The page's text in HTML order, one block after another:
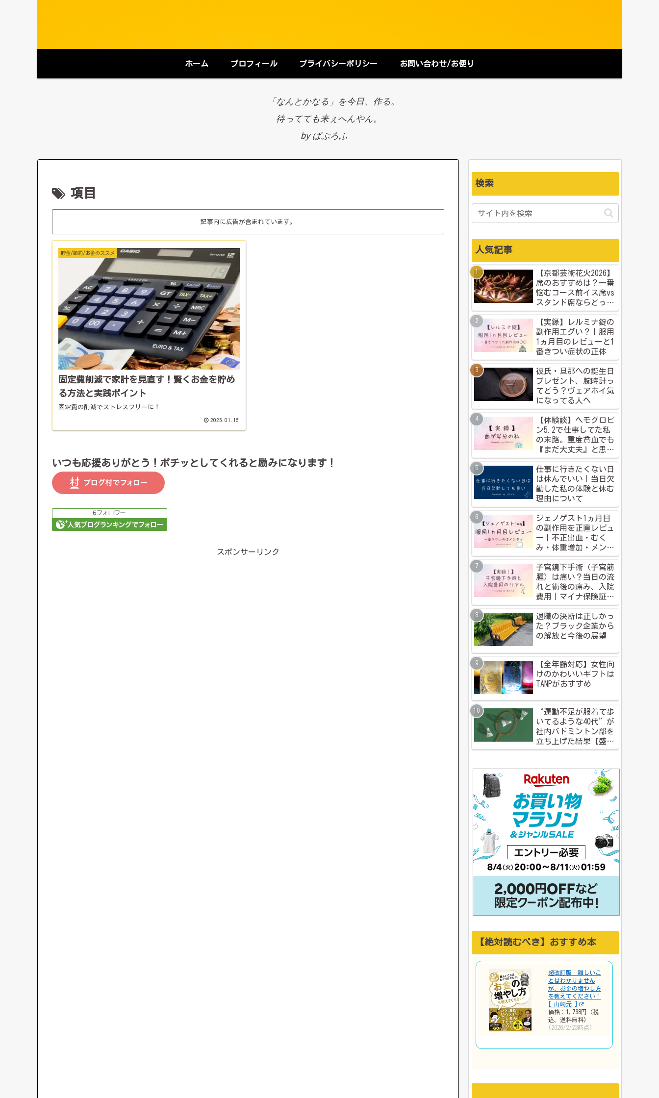
ホーム プロフィール プライバシーポリシー お問い合わせ/お便り
「なんとかなる」を今日、作る。
待ってても来ぇへんやん。
by ぱぶろふ
項目
記事内に広告が含まれています。
貯金/節約/お金のススメ
固定費削減で家計を見直す！賢くお金を貯め
る方法と実践ポイント
固定費の削減でストレスフリーに！
2025.01.16
いつも応援ありがとう！ポチッとしてくれると励みになります！
スポンサーリンク
検索
人気記事
【京都芸術花火2026】
席のおすすめは？一番
悩むコース前イス席vs
スタンド席ならどっ
ち？本音比較！
【実録】レルミナ錠の
副作用エグい？｜服用
1ヵ月目のレビューと1
番きつい症状の正体
彼氏・旦那への誕生日
プレゼント、腕時計っ
てどう？ヴェアホイ気
になってる人へ
【体験談】ヘモグロビ
ン5.2で仕事してた私
の末路。重度貧血でも
『まだ大丈夫』と思う
人のための警告
仕事に行きたくない日
は休んでいい｜当日欠
勤した私の体験と休む
理由について
ジェノゲスト1ヵ月目
の副作用を正直レビュ
ー｜不正出血・むく
み・体重増加・メンタ
ル変化まで【体験談】
子宮鏡下手術（子宮筋
腫）は痛い？当日の流
れと術後の痛み、入院
費用｜マイナ保険証・
公的制度で乗り切った
入院体験記全公開
退職の決断は正しかっ
た？ブラック企業から
の解放と今後の展望
【全年齢対応】女性向
けのかわいいギフトは
TANPがおすすめ
“運動不足が服着て歩
いてるような40代”が
社内バドミントン部を
立ち上げた結果【盛り
上がる社内イベント成
【絶対読むべき】おすすめ本
超改訂版 難しいこ
とはわかりません
が、お金の増やし方
を教えてください！
[ 山崎元 ]
価格：1,738円（税
込、送料無料)
(2026/2/23時点)